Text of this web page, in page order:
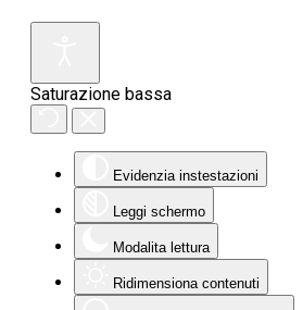
Saturazione bassa
Evidenzia instestazioni
Leggi schermo
Modalita lettura
Ridimensiona contenuti